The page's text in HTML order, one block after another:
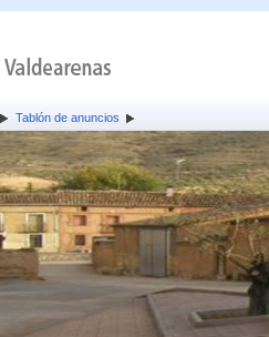
Tablón de anuncios